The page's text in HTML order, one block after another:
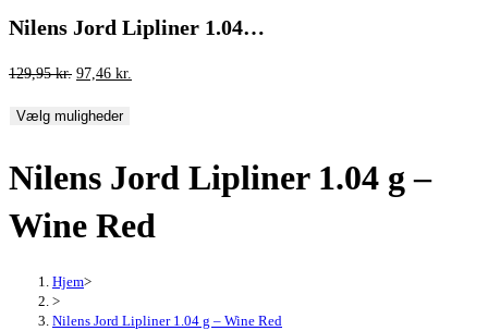
Nilens Jord Lipliner 1.04…
129,95kr. Den
pris
129,95 kr..
97,46 kr.
97,46 kr..
Vælg muligheder
Nilens Jord Lipliner 1.04 g –
Wine Red
Hjem>
>
Nilens Jord Lipliner 1.04 g – Wine Red